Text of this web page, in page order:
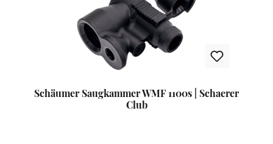
Schäumer Saugkammer WMF 1100s | Schaerer
Club